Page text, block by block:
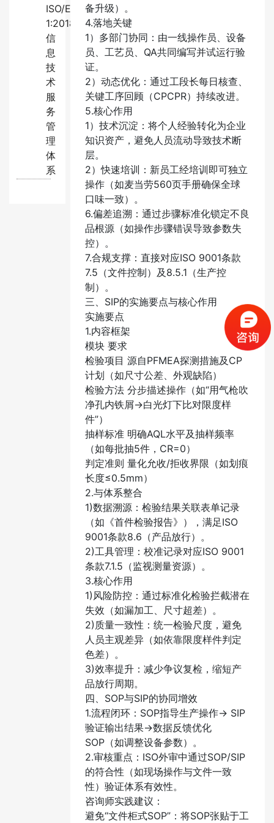
ISO/EC20000-
1:2018
信
息
技
术
服
务
管
理
体
系
备升级）。
4.落地关键​
1）多部门协同：由一线操作员、设备
员、工艺员、QA共同编写并试运行验
证。
2）动态优化：通过工段长每日核查、
关键工序回顾（CPCPR）持续改进。
5.核心作用​
1）技术沉淀：将个人经验转化为企业
知识资产，避免人员流动导致技术断
层。
2）快速培训：新员工经培训即可独立
操作（如麦当劳560页手册确保全球
口味一致）。
6.偏差追溯：通过步骤标准化锁定不良
品根源（如操作步骤错误导致参数失
控）。
7.合规支撑：直接对应ISO 9001条款
7.5（文件控制）及8.5.1（生产控
制）。
三、SIP的实施要点与核心作用
实施要点​
1.内容框架​
​模块​ ​要求​
检验项目 源自PFMEA探测措施及CP
计划（如尺寸公差、外观缺陷）
检验方法 分步描述操作（如“用气枪吹
净孔内铁屑→白光灯下比对限度样
件”）
抽样标准 明确AQL水平及抽样频率
（如每批抽5件，CR=0）
判定准则 量化允收/拒收界限（如划痕
长度≤0.5mm）
2.与体系整合​
1)数据溯源：检验结果关联表单记录
（如《首件检验报告》），满足ISO
9001条款8.6（产品放行）。
2)工具管理：校准记录对应ISO 9001
条款7.1.5（监视测量资源）。
3.核心作用​
1)风险防控：通过标准化检验拦截潜在
失效（如漏加工、尺寸超差）。
2)质量一致性：统一检验尺度，避免
人员主观差异（如依靠限度样件判定
色差）。
3)效率提升：减少争议复检，缩短产
品放行周期。
四、SOP与SIP的协同增效
1.流程闭环：SOP指导生产操作→ SIP
验证输出结果→数据反馈优化
SOP（如调整设备参数）。
2.审核重点：ISO外审中通过SOP/SIP
的符合性（如现场操作与文件一致
性）验证体系有效性。
咨询师实践建议：
避免“文件柜式SOP”：将SOP张贴于工